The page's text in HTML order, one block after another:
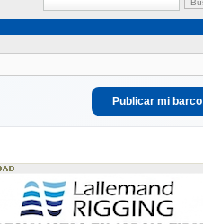
Publicar mi barco